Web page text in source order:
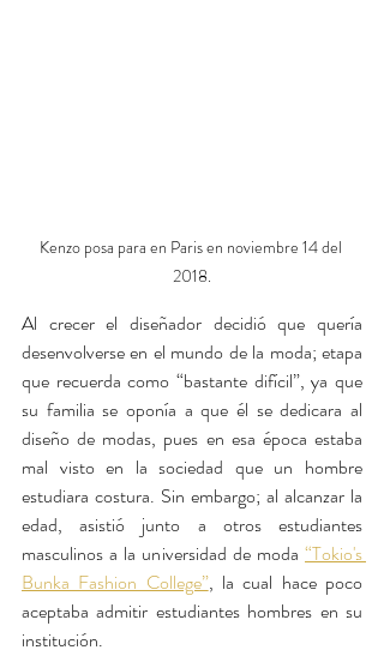
Kenzo posa para en Paris en noviembre 14 del
2018.
Al crecer el diseñador decidió que quería
desenvolverse en el mundo de la moda; etapa
que recuerda como “bastante difícil”, ya que
su familia se oponía a que él se dedicara al
diseño de modas, pues en esa época estaba
mal visto en la sociedad que un hombre
estudiara costura. Sin embargo; al alcanzar la
edad, asistió junto a otros estudiantes
masculinos a la universidad de moda “Tokio's
Bunka Fashion College”, la cual hace poco
aceptaba admitir estudiantes hombres en su
institución.